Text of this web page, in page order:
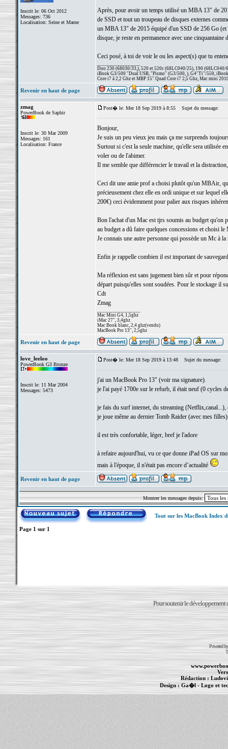
Inscrit le: 06 Oct 2012
Messages: 736
Localisation: Seine et Marne
Après, pour avoir un temps utilisé un MBA 13" de
de SSD et tout un troupeau de disques externes
un MBA 13" de 2015 équipé d'un SSD de 256 Go (et
disque, je reste en permanence avec une
Ceci posé, à toi de voir le ou les aspect(s) que tu
Duo 230 (68030/33,), 520 et 520c (68LC040/25), 190 (68LC040/
iBook G3/500 "Dual USB, "Pismo" (G3/500, ), G4"Ti"/550,
Core i7 à 2,2 Ghz et MBP 15" Quad Core i7 2,5 Ghz, Mac mini
Revenir en haut de page
zmag
PowerBook de Saphir
Inscrit le: 30 Mar 2009
Messages: 161
Localisation: France
Post� le: Mer 18 Sep 2019 à 8:55 Sujet du message:
Bonjour,
Je suis un peu vieux jeu mais ça me surprends
Surtout si c'est la seule machine, qu'elle sera utilisée
voler ou de l'abimer.
Il me semble que différencier le travail et la
Ceci dit une amie prof a choisi plutôt qu'un MBAir,
précieusement chez elle en ordi unique et sur lequel
200€) ceci évidemment pour palier aux risques
Bon l'achat d'un Mac est tjrs soumis au budget qu'on
au budget a dû faire quelques concessions et choisi
Je connais une autre personne qui possède un Mc à
Enfin je rappelle combien il est important de
Ma réflexion est sans jugement bien sûr et pour
départ puisqu'elles sont soudées. Pour le stockage il
Cdt
Zmag
Mac Mini G4, 1,5ghz
iMac 27", 3,4ghz
Mac Book blanc, 2,4 ghz(vendu)
MacBook Pro 13", 2,5ghz
Revenir en haut de page
love_leeloo
PowerBook G3 Bronze
Inscrit le: 11 Mar 2004
Messages: 5473
Post� le: Mer 18 Sep 2019 à 13:48 Sujet du message:
j'ai un MacBook Pro 13" (voir ma signature).
je l'ai payé 1700e sur le refurb, il était neuf (0 cycles
je fais du surf internet, du streaming
je joue même au dernier Tomb Raider (avec mes filles)
il est très confortable, léger, bref je l'adore
à refaire aujourd'hui, vu ce que donne iPad OS sur
mais à l'époque, il n'était pas encore d’actualité
Revenir en haut de page
Montrer les messages depuis:
Tout sur les MacBook Index
Page 1 sur 1
Pour soutenir le développement
Powered
Rédaction :
Design : Ga�l- Logo et
Informations : PowerBook -